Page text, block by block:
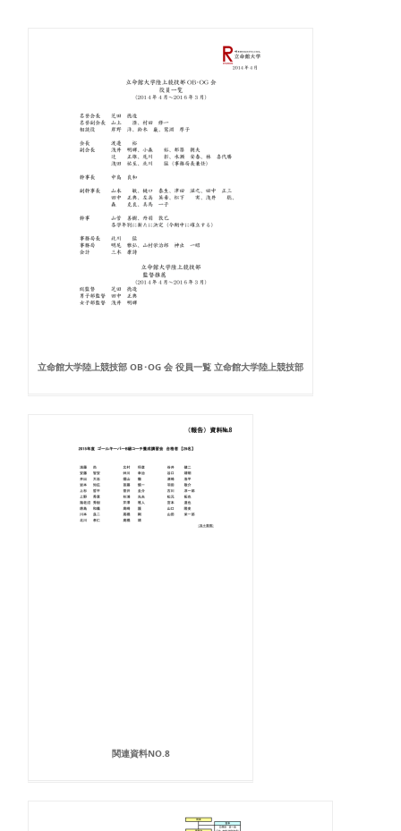
立命館大学陸上競技部 OB･OG 会 役員一覧 立命館大学陸上競技部
関連資料NO.8